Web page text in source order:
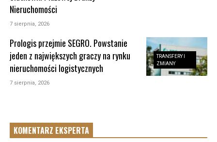
Nieruchomości
7 sierpnia, 2026
TRANSFERY I
ZMIANY
Prologis przejmie SEGRO. Powstanie
jeden z największych graczy na rynku
nieruchomości logistycznych
7 sierpnia, 2026
KOMENTARZ EKSPERTA